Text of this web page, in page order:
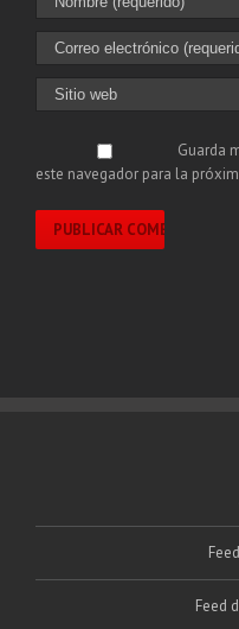
Guarda
este navegador para la
Feed